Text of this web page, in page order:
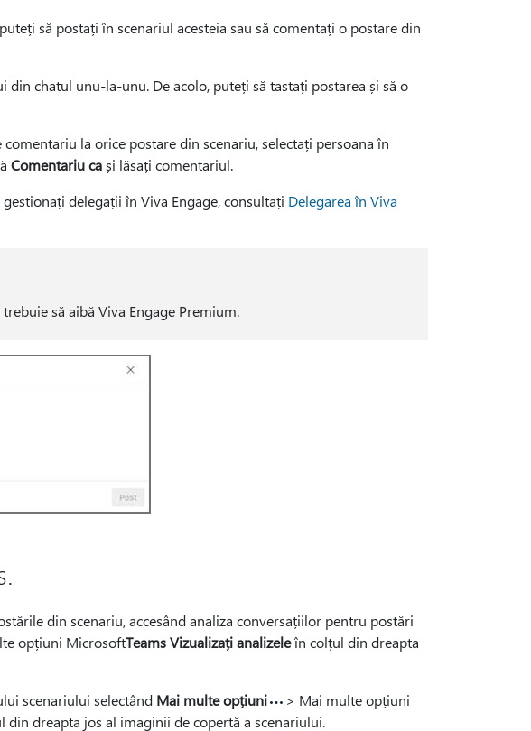
să postați în scenariul acesteia sau să comentați o postare din
din chatul unu-la-unu. De acolo, puteți să tastați postarea și să o
la orice postare din scenariu, selectați persoana în
Comentariu cași lăsați comentariul.
delegații în Viva Engage, consultați Delegarea în Viva
să aibă Viva Engage Premium.
din scenariu, accesând analiza conversațiilor pentru postări
opțiuni MicrosoftTeams Vizualizați analizeleîn colțul din dreapta
scenariului selectând Mai multe opțiuni
> Mai multe opțiuni
din dreapta jos al imaginii de copertă a scenariului.